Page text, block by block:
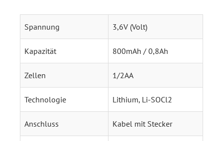
Spannung 3,6V (Volt)
Kapazität 800mAh / 0,8Ah
Zellen 1/2AA
Technologie Lithium, Li-SOCl2
Anschluss Kabel mit Stecker